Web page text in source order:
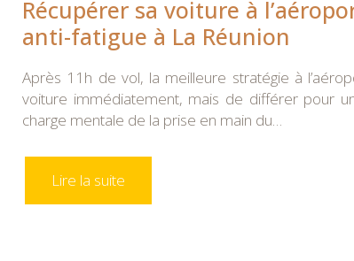
Récupérer sa voiture à
anti-fatigue à La Réunion
Après 11h de vol, la meilleure stratégie à
voiture immédiatement, mais de différer pour
charge mentale de la prise en main du…
Lire la suite